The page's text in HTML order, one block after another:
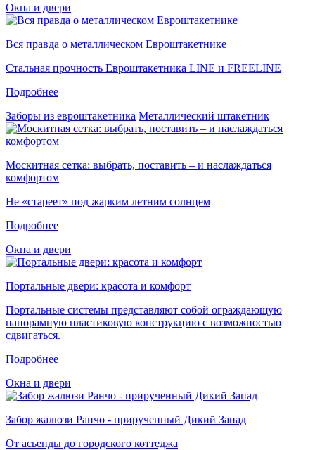
Окна и двери
Вся правда о металлическом Евроштакетнике
Стальная прочность Евроштакетника LINE и FREELINE
Подробнее
Заборы из евроштакетника Металлический штакетник
Москитная сетка: выбрать, поставить – и наслаждаться
комфортом
Не «стареет» под жарким летним солнцем
Подробнее
Окна и двери
Портальные двери: красота и комфорт
Портальные системы представляют собой ограждающую
панорамную пластиковую конструкцию с возможностью
сдвигаться.
Подробнее
Окна и двери
Забор жалюзи Ранчо - прирученный Дикий Запад
От асьенды до городского коттеджа